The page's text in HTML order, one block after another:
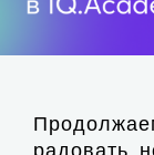
радовать